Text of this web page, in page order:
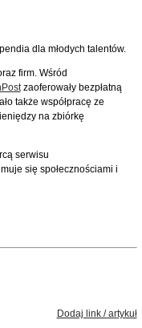
dla młodych talentów.
firm. Wśród
zaoferowały bezpłatną
także współpracę ze
na zbiórkę
serwisu
się społecznościami i
Dodaj link / artykuł